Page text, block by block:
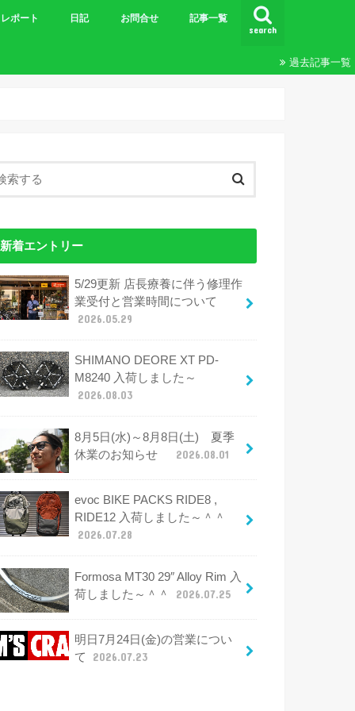
search
レポート 日記 お問合せ 記事一覧
過去記事一覧
新着エントリー
5/29更新 店長療養に伴う修理作
業受付と営業時間について
2026.05.29
SHIMANO DEORE XT PD-
M8240 入荷しました～
2026.08.03
8月5日(水)～8月8日(土) 夏季
休業のお知らせ
2026.08.01
evoc BIKE PACKS RIDE8 ,
RIDE12 入荷しました～＾＾
2026.07.28
Formosa MT30 29″ Alloy Rim 入
荷しました～＾＾
2026.07.25
明日7月24日(金)の営業につい
て
2026.07.23